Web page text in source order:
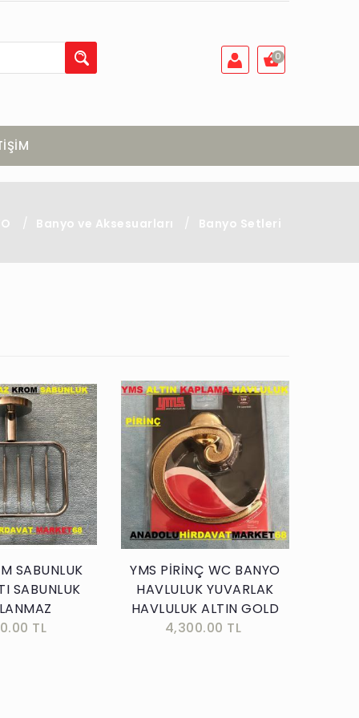
0
/ Banyo ve Aksesuarları / Banyo Setleri
Sepete Ekle
SABUNLUK
SABUNLUK
TL
Sepete Ekle
YMS PİRİNÇ WC BANYO
HAVLULUK YUVARLAK
HAVLULUK ALTIN GOLD
4,300.00 TL